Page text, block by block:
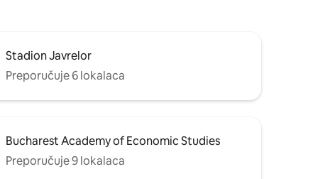
Stadion Javrelor
Preporučuje 6 lokalaca
Bucharest Academy of Economic Studies
Preporučuje 9 lokalaca